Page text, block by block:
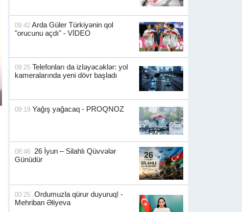
09:42 Arda Güler Türkiyənin qol
"orucunu açdı" - VİDEO
09:25 Telefonları da izləyəcəklər: yol
kameralarında yeni dövr başladı
09:19 Yağış yağacaq - PROQNOZ
08:46 26 İyun – Silahlı Qüvvələr
Günüdür
00:25 Ordumuzla qürur duyuruq! -
Mehriban Əliyeva